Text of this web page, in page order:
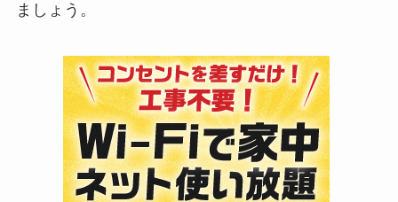
ましょう。